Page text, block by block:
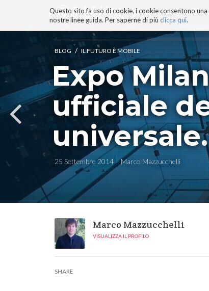
Questo sito fa uso di cookie, i cookie consentono
nostre linee guida. Per saperne di più clicca qui.
BLOG
ai
contenuti.
Salta
alla
navigazione
BLOG / IL FUTURO È MOBILE
Expo
ufficiale
universale.
25 Settembre 2014 Marco Mazzucchelli
Marco Mazzucchelli
VISUALIZZA IL PROFILO
SHARE